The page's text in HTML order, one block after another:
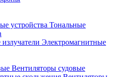
Тональные
Электромагнитные
Вентиляторы судовые